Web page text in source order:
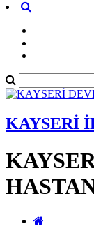
KAYSERİ